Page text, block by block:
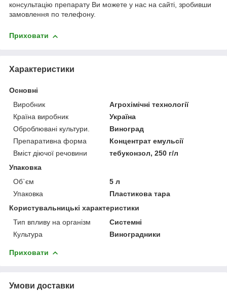
консультацію препарату Ви можете у нас на сайті, зробивши
замовлення по телефону.
Приховати
Характеристики
Основні
Виробник
Агрохімічні технології
Країна виробник
Україна
Оброблювані культури.
Виноград
Препаративна форма
Концентрат емульсії
Вміст діючої речовини
тебyкoнзoл, 250 г/л
Упаковка
Об`єм
5 л
Упаковка
Пластикова тара
Користувальницькі характеристики
Тип впливу на організм
Системні
Культура
Виноградники
Приховати
Умови доставки